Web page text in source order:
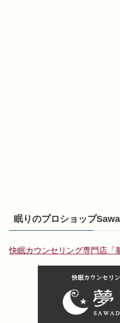
眠りのプロショップ
快眠カウンセリング専門店「